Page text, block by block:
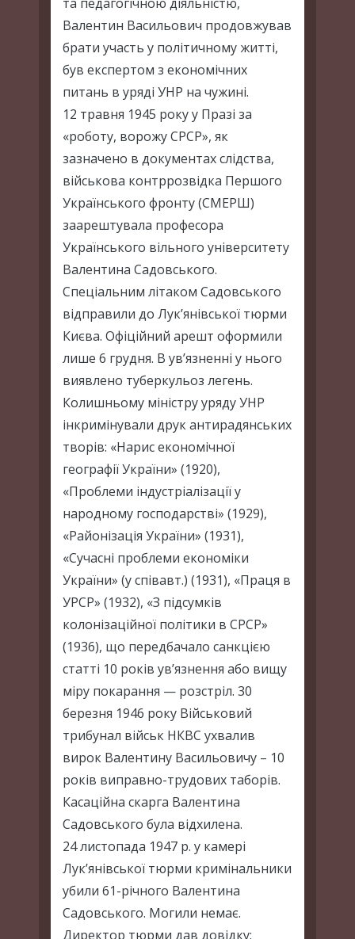
Валентин Васильович продовжував
брати участь у політичному житті,
був експертом з економічних
питань в уряді УНР на чужині.
12 травня 1945 року у Празі за
«роботу, ворожу СРСР», як
зазначено в документах слідства,
військова контррозвідка Першого
Українського фронту (СМЕРШ)
заарештувала професора
Українського вільного університету
Валентина Садовського.
Спеціальним літаком Садовського
відправили до Лук’янівської тюрми
Києва. Офіційний арешт оформили
лише 6 грудня. В ув’язненні у нього
виявлено туберкульоз легень.
Колишньому міністру уряду УНР
інкримінували друк антирадянських
творів: «Нарис економічної
географії України» (1920),
«Проблеми індустріалізації у
народному господарстві» (1929),
«Районізація України» (1931),
«Сучасні проблеми економіки
України» (у співавт.) (1931), «Праця в
УРСР» (1932), «З підсумків
колонізаційної політики в СРСР»
(1936), що передбачало санкцією
статті 10 років ув’язнення або вищу
міру покарання — розстріл. 30
березня 1946 року Військовий
трибунал військ НКВС ухвалив
вирок Валентину Васильовичу – 10
років виправно-трудових таборів.
Касаційна скарга Валентина
Садовського була відхилена.
24 листопада 1947 р. у камері
Лук’янівської тюрми кримінальники
убили 61-річного Валентина
Садовського. Могили немає.
Директор тюрми дав довідку: